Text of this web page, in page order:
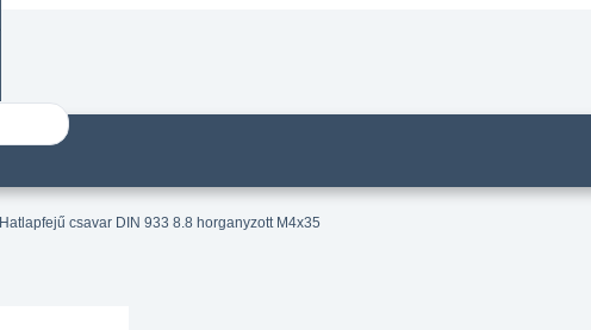
Hatlapfejű csavar DIN 933 8.8 horganyzott M4x35